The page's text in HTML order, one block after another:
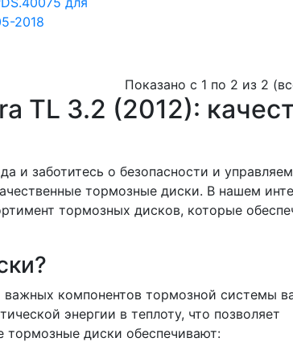
2018
Показано с 1 по 2 из 2
TL 3.2 (2012):
и заботитесь о безопасности и
тормозные диски. В нашем
тормозных дисков, которые
компонентов тормозной системы
энергии в теплоту, что позволяет
тормозные диски обеспечивают: